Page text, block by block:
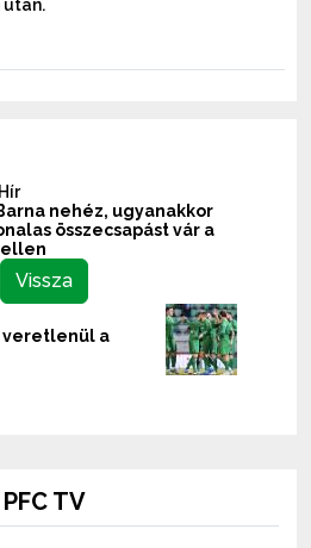
után.
nehéz, ugyanakkor
összecsapást vár a
ellen
Vissza
veretlenül a
PFC TV